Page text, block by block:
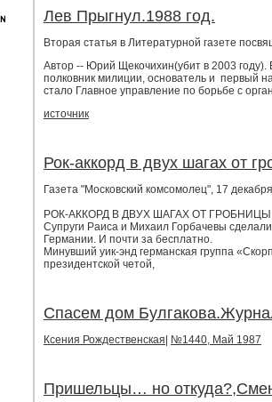
Лев Прыгнул.1988 год.
Вторая статья в Литературной газете
Автор -- Юрий Щекочихин(убит в 2003 году).
полковник милиции, основатель и первый
стало Главное управление по борьбе с
источник
Рок-аккорд в двух шагах от
Газета "Московский комсомолец", 17
РОК-АККОРД В ДВУХ ШАГАХ ОТ
Супруги Раиса и Михаил Горбачевы
Германии. И почти за бесплатно.
Минувший уик-энд германская группа
президентской четой,
Спасем дом
Ксения Рождественская №1440, Май 1987
Пришельцы… но